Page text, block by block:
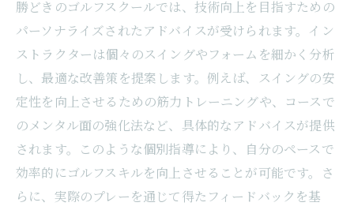
勝どきのゴルフスクールでは、技術向上を目指すための
パーソナライズされたアドバイスが受けられます。イン
ストラクターは個々のスイングやフォームを細かく分析
し、最適な改善策を提案します。例えば、スイングの安
定性を向上させるための筋力トレーニングや、コースで
のメンタル面の強化法など、具体的なアドバイスが提供
されます。このような個別指導により、自分のペースで
効率的にゴルフスキルを向上させることが可能です。さ
らに、実際のプレーを通じて得たフィードバックを基